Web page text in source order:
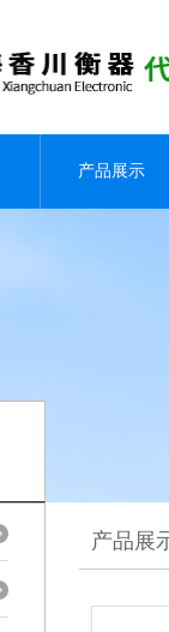
产品展示
产品展